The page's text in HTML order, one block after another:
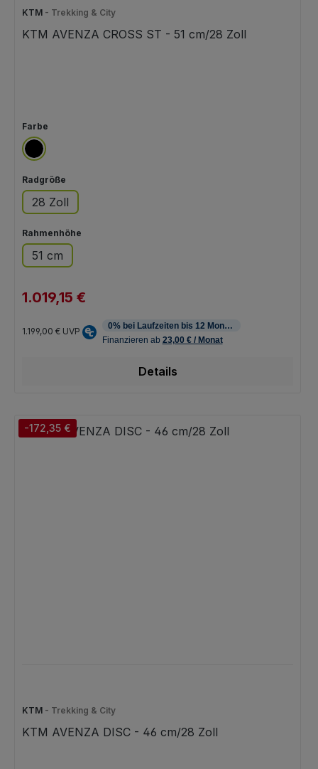
KTM - Trekking & City
KTM AVENZA CROSS ST - 51 cm/28 Zoll
Farbe
schwarz
Radgröße
28 Zoll
Rahmenhöhe
51 cm
Verkaufspreis:
1.019,15 €
1.199,00 € UVP
Details
-172,35 €
KTM - Trekking & City
KTM AVENZA DISC - 46 cm/28 Zoll